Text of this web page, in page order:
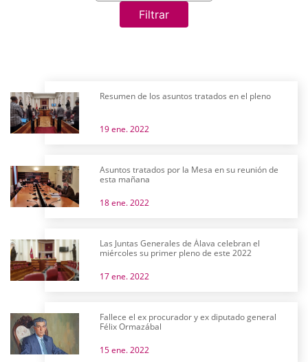
Filtrar
Resumen de los asuntos tratados en el pleno
19 ene. 2022
Asuntos tratados por la Mesa en su reunión de
esta mañana
18 ene. 2022
Las Juntas Generales de Álava celebran el
miércoles su primer pleno de este 2022
17 ene. 2022
Fallece el ex procurador y ex diputado general
Félix Ormazábal
15 ene. 2022